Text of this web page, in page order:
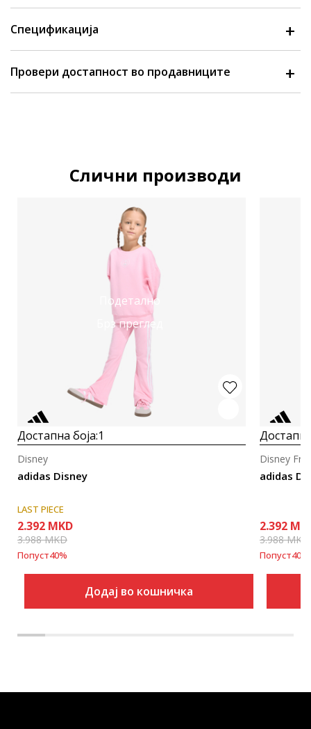
Спецификација
Провери достапност во продавниците
Слични производи
Подетално
Брз преглед
Достапна боја:1
adidas Disney
Disney
LAST PIECE
2.392 MKD
3.988MKD
Попуст40%
Додај во кошничка
adidas
Disney
2.392
3.988MKD
Попуст40